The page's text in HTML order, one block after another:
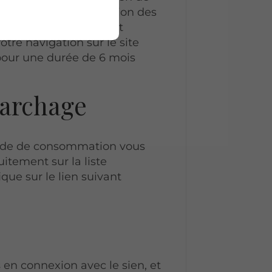
ainsi que l’optimisation des
ceux-ci ne seront
navigation sur le site
une durée de 6 mois
de consommation vous
sur la liste
sur le lien suivant
en connexion avec le sien, et